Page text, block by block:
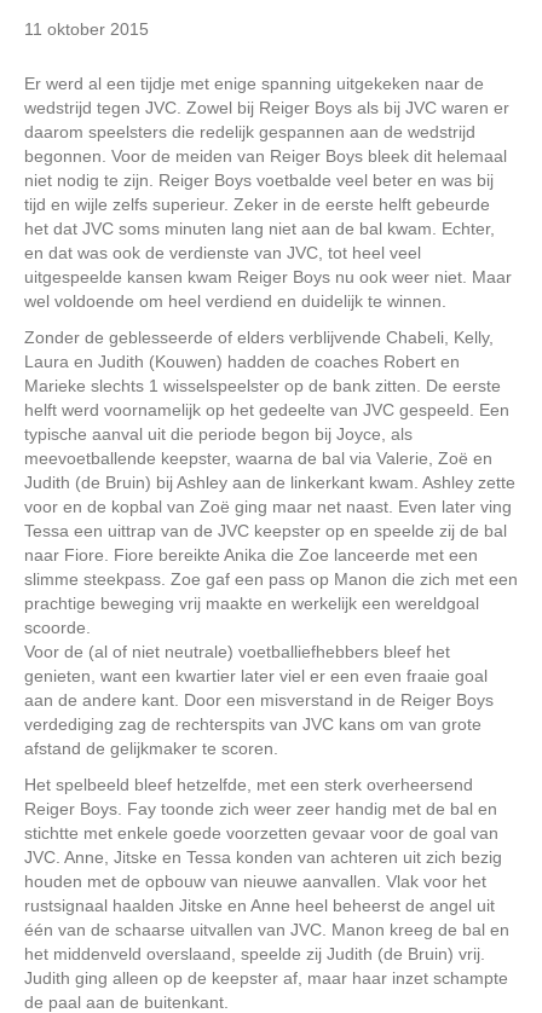
11 oktober 2015
Er werd al een tijdje met enige spanning uitgekeken naar de
wedstrijd tegen JVC. Zowel bij Reiger Boys als bij JVC waren er
daarom speelsters die redelijk gespannen aan de wedstrijd
begonnen. Voor de meiden van Reiger Boys bleek dit helemaal
niet nodig te zijn. Reiger Boys voetbalde veel beter en was bij
tijd en wijle zelfs superieur. Zeker in de eerste helft gebeurde
het dat JVC soms minuten lang niet aan de bal kwam. Echter,
en dat was ook de verdienste van JVC, tot heel veel
uitgespeelde kansen kwam Reiger Boys nu ook weer niet. Maar
wel voldoende om heel verdiend en duidelijk te winnen.
Zonder de geblesseerde of elders verblijvende Chabeli, Kelly,
Laura en Judith (Kouwen) hadden de coaches Robert en
Marieke slechts 1 wisselspeelster op de bank zitten. De eerste
helft werd voornamelijk op het gedeelte van JVC gespeeld. Een
typische aanval uit die periode begon bij Joyce, als
meevoetballende keepster, waarna de bal via Valerie, Zoë en
Judith (de Bruin) bij Ashley aan de linkerkant kwam. Ashley zette
voor en de kopbal van Zoë ging maar net naast. Even later ving
Tessa een uittrap van de JVC keepster op en speelde zij de bal
naar Fiore. Fiore bereikte Anika die Zoe lanceerde met een
slimme steekpass. Zoe gaf een pass op Manon die zich met een
prachtige beweging vrij maakte en werkelijk een wereldgoal
scoorde.
Voor de (al of niet neutrale) voetballiefhebbers bleef het
genieten, want een kwartier later viel er een even fraaie goal
aan de andere kant. Door een misverstand in de Reiger Boys
verdediging zag de rechterspits van JVC kans om van grote
afstand de gelijkmaker te scoren.
Het spelbeeld bleef hetzelfde, met een sterk overheersend
Reiger Boys. Fay toonde zich weer zeer handig met de bal en
stichtte met enkele goede voorzetten gevaar voor de goal van
JVC. Anne, Jitske en Tessa konden van achteren uit zich bezig
houden met de opbouw van nieuwe aanvallen. Vlak voor het
rustsignaal haalden Jitske en Anne heel beheerst de angel uit
één van de schaarse uitvallen van JVC. Manon kreeg de bal en
het middenveld overslaand, speelde zij Judith (de Bruin) vrij.
Judith ging alleen op de keepster af, maar haar inzet schampte
de paal aan de buitenkant.